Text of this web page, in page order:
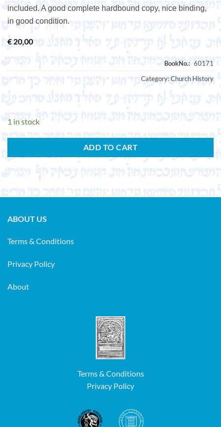
included. A good complete hardbound copy, nice binding,
in good condition.
€ 20,00
Category:Church History
1 in stock
ADD TO CART
ABOUT US
Terms & Conditions
Privacy Policy
About
Terms & Conditions
Privacy Policy